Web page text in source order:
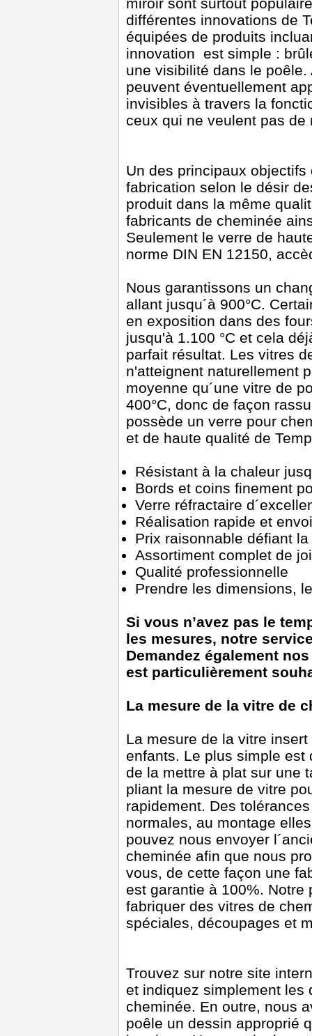
différentes innovations de
équipées de produits
innovation est simple :
une visibilité dans le
peuvent éventuellement
invisibles à travers la
ceux qui ne veulent pas de
Un des principaux
fabrication selon le désir
produit dans la même
fabricants de cheminée
Seulement le verre de
norme DIN EN 12150,
Nous garantissons un
allant jusqu´à 900°C.
en exposition dans des
jusqu'à 1.100 °C et cela
parfait résultat. Les vitres
n'atteignent naturellement
moyenne qu´une vitre de
400°C, donc de façon
possède un verre pour
et de haute qualité de
Résistant à la chaleur
Bords et coins finement
Verre réfractaire
Réalisation rapide et
Prix raisonnable défiant
Assortiment complet de
Qualité professionnelle
Prendre les dimensions,
Si vous n’avez pas le
les mesures, notre
Demandez également
est particulièrement
La mesure de la vitre de
La mesure de la vitre
enfants. Le plus simple est
de la mettre à plat sur une
pliant la mesure de vitre
rapidement. Des
normales, au montage
pouvez nous envoyer
cheminée afin que nous
vous, de cette façon une
est garantie à 100%. Notre
fabriquer des vitres de
spéciales, découpages et
Trouvez sur notre site
et indiquez simplement les
cheminée. En outre, nous
poêle un dessin approprié